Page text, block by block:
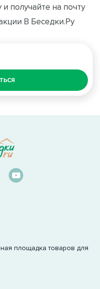
получайте на почту
В Беседки.Ру
площадка товаров для